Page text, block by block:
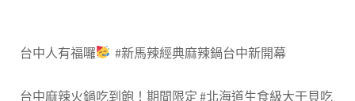
台中人有福囉 #新馬辣經典麻辣鍋台中新開幕
台中麻辣火鍋吃到飽！期間限定 #北海道生食級大干貝吃